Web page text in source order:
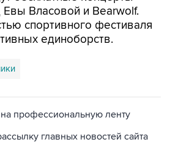
единоборств.
главных новостей сайта
новости в официальном